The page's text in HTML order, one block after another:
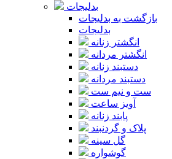
بدلیجات
بازگشت به بدلیجات
بدلیجات
انگشتر زنانه
انگشتر مردانه
دستبند زنانه
دستبند مردانه
ست و نیم ست
آویز ساعت
پابند زنانه
پلاک و گردنبند
گل سینه
گوشواره